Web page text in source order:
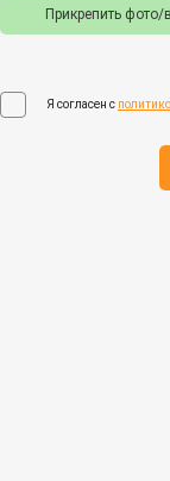
Прикрепить фото/
Я согласен с